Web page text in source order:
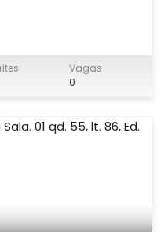
Vagas
0